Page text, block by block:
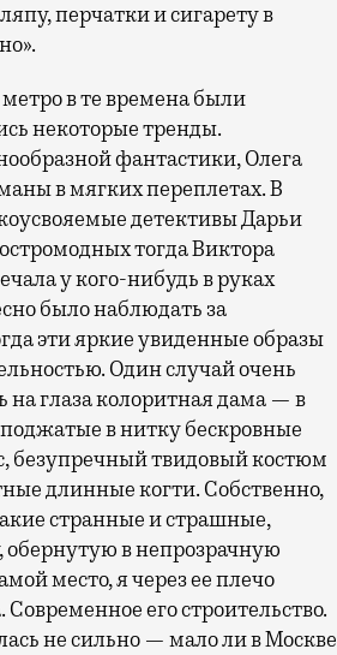
перчатки и сигарету в
в те времена были
некоторые тренды.
фантастики, Олега
в мягких переплетах. В
детективы Дарьи
тогда Виктора
у кого-нибудь в руках
было наблюдать за
эти яркие увиденные образы
Один случай очень
глаза колоритная дама — в
поджатые в нитку бескровные
безупречный твидовый костюм
длинные когти. Собственно,
странные и страшные,
обернутую в непрозрачную
место, я через ее плечо
его строительство.
не сильно — мало ли в Москве